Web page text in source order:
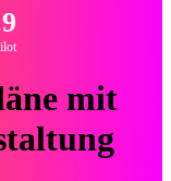
mit